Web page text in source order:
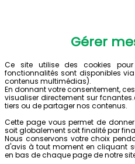
Gérer
Ce site utilise des cookies pour
fonctionnalités sont disponibles
contenus multimédias).
En donnant votre consentement,
visualiser directement sur
tiers ou de partager nos contenus.
Cette page vous permet de
soit globalement soit finalité par
Nous conservons votre choix
d'avis à tout moment en cliquant
en bas de chaque page de notre